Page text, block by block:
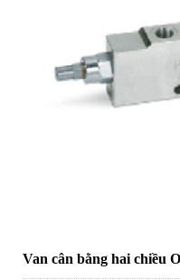
Van cân bằng hai chiều